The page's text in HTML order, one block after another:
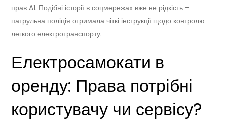
прав A1. Подібні історії в соцмережах вже не рідкість –
патрульна поліція отримала чіткі інструкції щодо контролю
легкого електротранспорту.
Електросамокати в
оренду: Права потрібні
користувачу чи сервісу?